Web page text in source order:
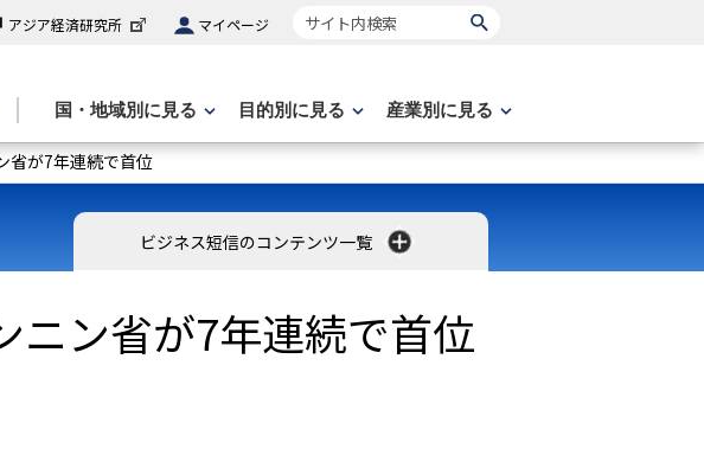
アジア経済研究所 マイページ サイト内検索
国・地域別に見る 目的別に見る 産業別に見る
省が7年連続で首位
ビジネス短信のコンテンツ一覧
ニン省が7年連続で首位